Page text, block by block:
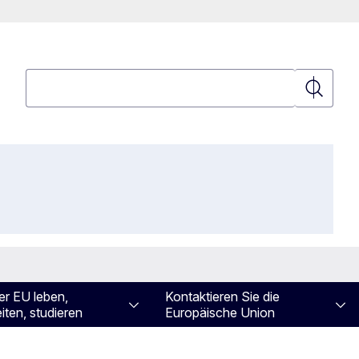
Suchen
EU leben,
studieren
Kontaktieren Sie die
Europäische Union